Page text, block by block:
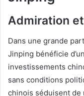
Admiration
Dans une grande
Jinping bénéficie
investissements
sans conditions
chinois séduisent de